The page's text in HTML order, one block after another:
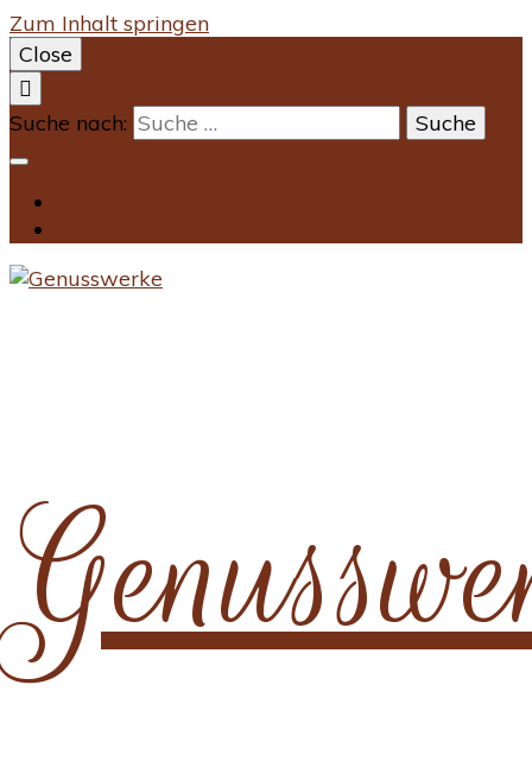
Zum Inhalt springen
Close
Suche nach: